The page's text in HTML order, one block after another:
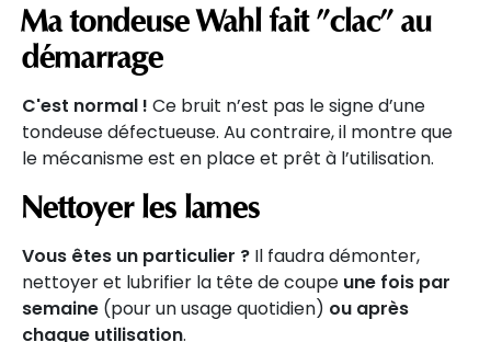
Ma tondeuse Wahl fait "clac" au
démarrage
C'est normal ! Ce bruit n’est pas le signe d’une
tondeuse défectueuse. Au contraire, il montre que
le mécanisme est en place et prêt à l’utilisation.
Nettoyer les lames
Vous êtes un particulier ? Il faudra démonter,
nettoyer et lubrifier la tête de coupe une fois par
semaine (pour un usage quotidien) ou après
chaque utilisation.